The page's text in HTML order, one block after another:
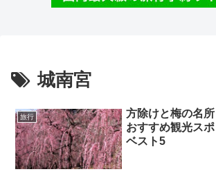
城南宮
旅行
方除けと梅の名
おすすめ観光ス
ベスト5